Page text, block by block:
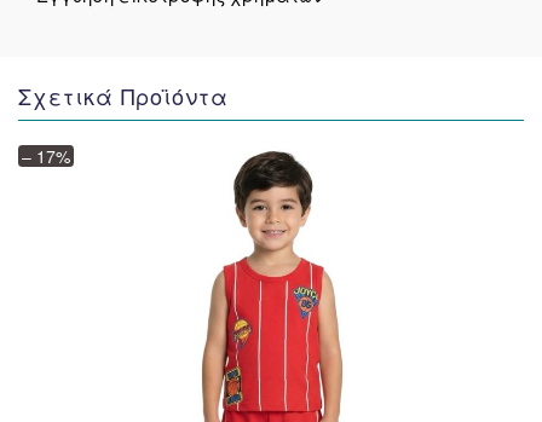
Σχετικά Προϊόντα
– 17%